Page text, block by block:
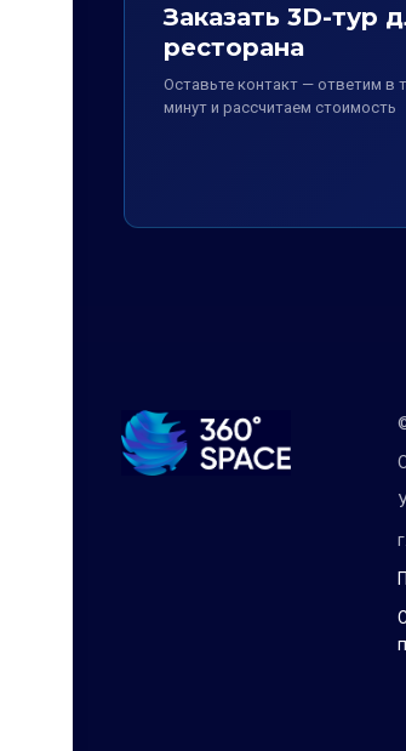
Заказать 3D-тур
ресторана
Оставьте контакт — ответим в
минут и рассчитаем стоимость